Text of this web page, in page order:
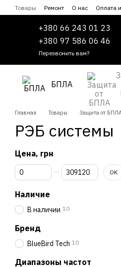
Перейти к основному контенту
Товары Ремонт О нас Оплата
Сотрудничество
+380 66 243 01 23
+380 97 586 06 46
Перезвонить вам?
БПЛА
Главная Товары Защита от
РЭБ системы
Цена, грн
От Цена, грн
До Цена, грн OK
Наличие
В наличии 10
Бренд
BlueBird Tech 10
Диапазоны частот